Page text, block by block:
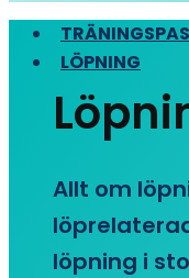
LÖPNING
Allt om
löpning i